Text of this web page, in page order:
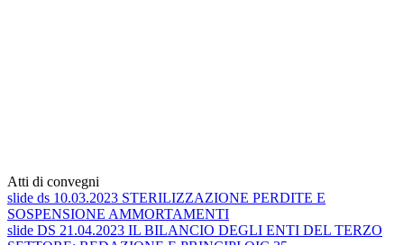
Atti di convegni
slide ds 10.03.2023 STERILIZZAZIONE PERDITE E
SOSPENSIONE AMMORTAMENTI
slide DS 21.04.2023 IL BILANCIO DEGLI ENTI DEL TERZO